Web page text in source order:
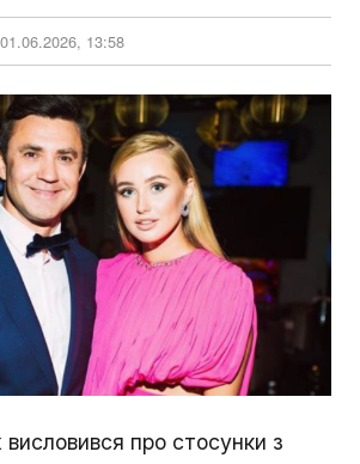
01.06.2026, 13:58
про стосунки з